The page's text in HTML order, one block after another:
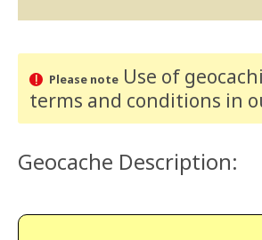
Please noteUse of
terms and conditions in
Geocache Description: